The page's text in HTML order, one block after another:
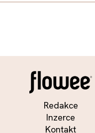
Redakce
Inzerce
Kontakt